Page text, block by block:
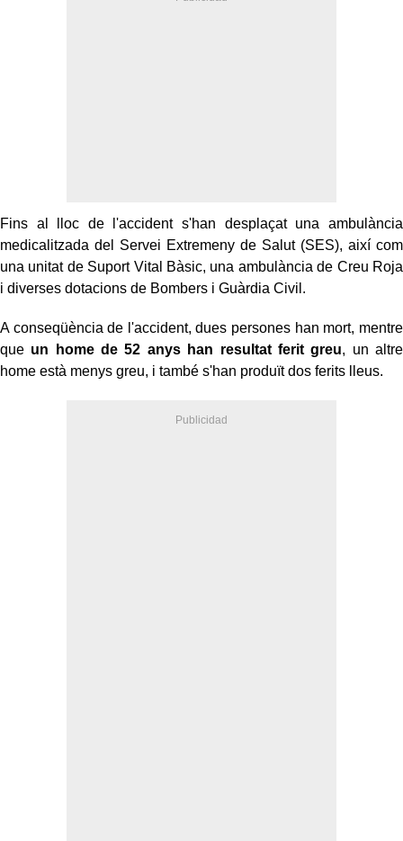
Fins al lloc de l'accident s'han desplaçat una ambulància
medicalitzada del Servei Extremeny de Salut (SES), així com
una unitat de Suport Vital Bàsic, una ambulància de Creu Roja
i diverses dotacions de Bombers i Guàrdia Civil.
A conseqüència de l'accident, dues persones han mort, mentre
que un home de 52 anys han resultat ferit greu, un altre
home està menys greu, i també s'han produït dos ferits lleus.